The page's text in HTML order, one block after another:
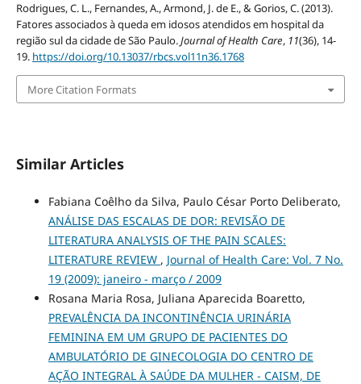
Rodrigues, C. L., Fernandes, A., Armond, J. de E., & Gorios, C. (2013).
Fatores associados à queda em idosos atendidos em hospital da
região sul da cidade de São Paulo.Journal of Health Care, 11(36), 14-
19. https://doi.org/10.13037/rbcs.vol11n36.1768
More Citation Formats
Similar Articles
Fabiana Coêlho da Silva, Paulo César Porto Deliberato,
ANÁLISE DAS ESCALAS DE DOR: REVISÃO DE
LITERATURA ANALYSIS OF THE PAIN SCALES:
LITERATURE REVIEW , Journal of Health Care: Vol. 7 No.
19 (2009): janeiro - março / 2009
Rosana Maria Rosa, Juliana Aparecida Boaretto,
PREVALÊNCIA DA INCONTINÊNCIA URINÁRIA
FEMININA EM UM GRUPO DE PACIENTES DO
AMBULATÓRIO DE GINECOLOGIA DO CENTRO DE
AÇÃO INTEGRAL À SAÚDE DA MULHER - CAISM, DE